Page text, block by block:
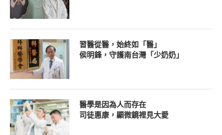
習醫從醫，始終如「醫」
侯明鋒，守護南台灣「少奶奶」
醫學是因為人而存在
司徒惠康，顯微鏡裡見大愛